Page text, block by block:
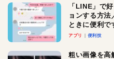
「LINE」で
ョンする方
ときに便利で
アプリ 便利技
粗い画像を高